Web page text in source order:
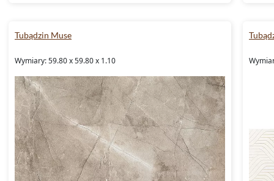
Tubądzin Muse
Wymiary: 59.80 x 59.80 x 1.10